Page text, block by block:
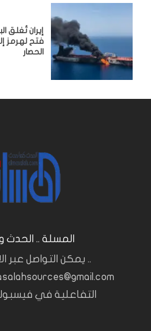
إيران تُغلق
فتح لهرمز
الحصار
المسلة .. الحدث
.. يمكن التواصل عبر
التفاعلية في